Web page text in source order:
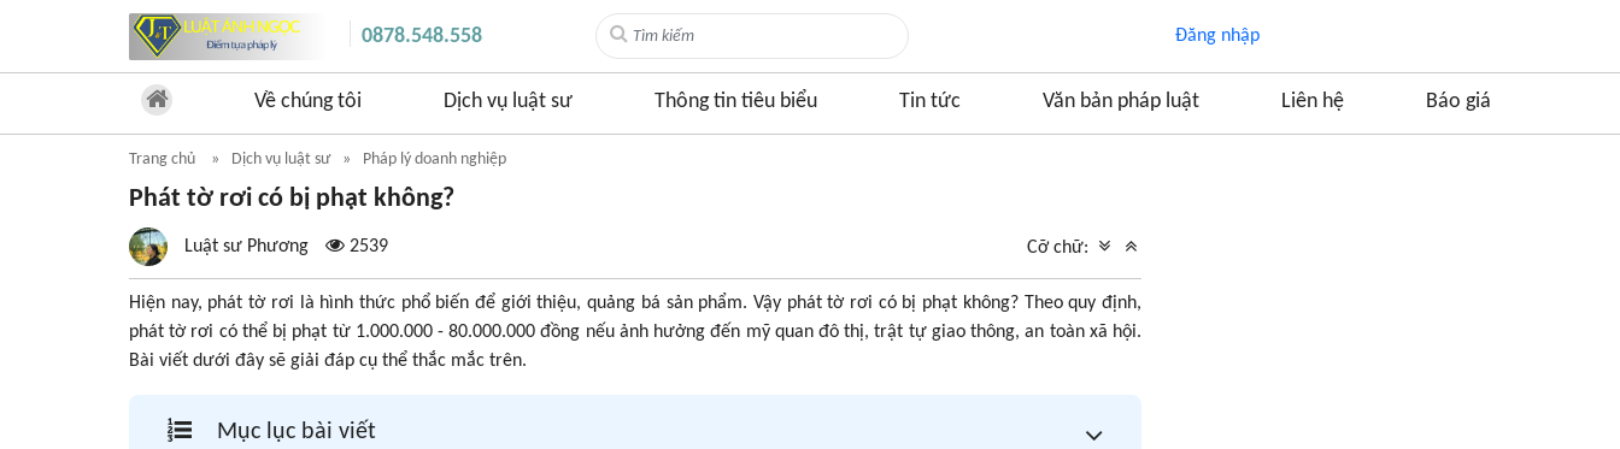
0878.548.558 Đăng nhập
Về chúng tôi Dịch vụ luật sư Thông tin tiêu biểu Tin tức Văn bản pháp luật Liên hệ Báo giá
Trang chủ Dịch vụ luật sư Pháp lý doanh nghiệp
Phát tờ rơi có bị phạt không?
Luật sư Phương 2539 Cỡ chữ:
Hiện nay, phát tờ rơi là hình thức phổ biến để giới thiệu, quảng bá sản phẩm. Vậy phát tờ rơi có bị phạt không? Theo quy định,
phát tờ rơi có thể bị phạt từ 1.000.000 - 80.000.000 đồng nếu ảnh hưởng đến mỹ quan đô thị, trật tự giao thông, an toàn xã hội.
Bài viết dưới đây sẽ giải đáp cụ thể thắc mắc trên.
Mục lục bài viết